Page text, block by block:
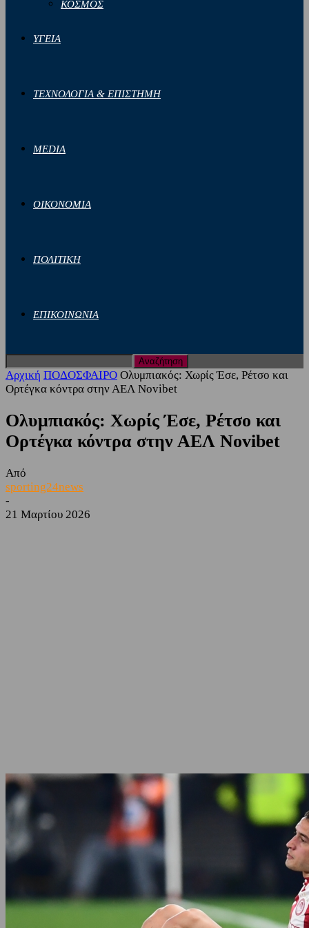
ΚΟΣΜΟΣ
ΥΓΕΙΑ
ΤΕΧΝΟΛΟΓΙΑ & ΕΠΙΣΤΗΜΗ
MEDIA
ΟΙΚΟΝΟΜΙΑ
ΠΟΛΙΤΙΚΗ
ΕΠΙΚΟΙΝΩΝΙΑ
Αρχική ΠΟΔΟΣΦΑΙΡΟ Ολυμπιακός: Χωρίς Έσε, Ρέτσο και
Ορτέγκα κόντρα στην ΑΕΛ Novibet
Ολυμπιακός: Χωρίς Έσε, Ρέτσο και
Ορτέγκα κόντρα στην ΑΕΛ Novibet
Από
sporting24news
-
21 Μαρτίου 2026